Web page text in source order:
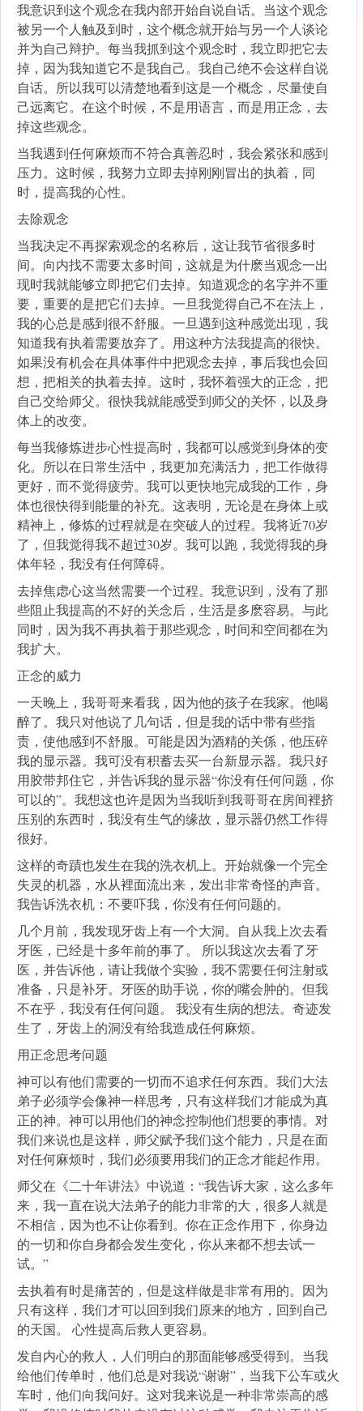
我意识到这个观念在我内部开始自说自话。当这个观念
被另一个人触及到时，这个概念就开始与另一个人谈论
并为自己辩护。每当我抓到这个观念时，我立即把它去
掉，因为我知道它不是我自己。我自己绝不会这样自说
自话。所以我可以清楚地看到这是一个概念，尽量使自
己远离它。在这个时候，不是用语言，而是用正念，去
掉这些观念。
当我遇到任何麻烦而不符合真善忍时，我会紧张和感到
压力。这时候，我努力立即去掉刚刚冒出的执着，同
时，提高我的心性。
去除观念
当我决定不再探索观念的名称后，这让我节省很多时
间。向内找不需要太多时间，这就是为什麽当观念一出
现时我就能够立即把它们去掉。知道观念的名字并不重
要，重要的是把它们去掉。一旦我觉得自己不在法上，
我的心总是感到很不舒服。一旦遇到这种感觉出现，我
知道我有执着需要放弃了。用这种方法我提高的很快。
如果没有机会在具体事件中把观念去掉，事后我也会回
想，把相关的执着去掉。这时，我怀着强大的正念，把
自己交给师父。很快我就能感受到师父的关怀，以及身
体上的改变。
每当我修炼进步心性提高时，我都可以感觉到身体的变
化。所以在日常生活中，我更加充满活力，把工作做得
更好，而不觉得疲劳。我可以更快地完成我的工作，身
体也很快得到能量的补充。这表明，无论是在身体上或
精神上，修炼的过程就是在突破人的过程。我将近70岁
了，但我觉得我不超过30岁。我可以跑，我觉得我的身
体年轻，我没有任何障碍。
去掉焦虑心这当然需要一个过程。我意识到，没有了那
些阻止我提高的不好的关念后，生活是多麽容易。与此
同时，因为我不再执着于那些观念，时间和空间都在为
我扩大。
正念的威力
一天晚上，我哥哥来看我，因为他的孩子在我家。他喝
醉了。我只对他说了几句话，但是我的话中带有些指
责，使他感到不舒服。可能是因为酒精的关係，他压碎
我的显示器。我可没有积蓄去买一台新显示器。我只好
用胶带邦住它，并告诉我的显示器“你没有任何问题，你
可以的”。我想这也许是因为当我听到我哥哥在房间裡挤
压别的东西时，我没有生气的缘故，显示器仍然工作得
很好。
这样的奇蹟也发生在我的洗衣机上。开始就像一个完全
失灵的机器，水从裡面流出来，发出非常奇怪的声音。
我告诉洗衣机：不要吓我，你没有任何问题的。
几个月前，我发现牙齿上有一个大洞。自从我上次去看
牙医，已经是十多年前的事了。 所以我这次去看了牙
医，并告诉他，请让我做个实验，我不需要任何注射或
准备，只是补牙。牙医的助手说，你的嘴会肿的。但我
不在乎，我没有任何问题。 我没有生病的想法。奇迹发
生了，牙齿上的洞没有给我造成任何麻烦。
用正念思考问题
神可以有他们需要的一切而不追求任何东西。我们大法
弟子必须学会像神一样思考，只有这样我们才能成为真
正的神。神可以用他们的神念控制他们想要的事情。对
我们来说也是这样，师父赋予我们这个能力，只是在面
对任何麻烦时，我们必须要用我们的正念才能起作用。
师父在《二十年讲法》中说道：“我告诉大家，这么多年
来，我一直在说大法弟子的能力非常的大，很多人就是
不相信，因为也不让你看到。你在正念作用下，你身边
的一切和你自身都会发生变化，你从来都不想去试一
试。”
去执着有时是痛苦的，但是这样做是非常有用的。因为
只有这样，我们才可以回到我们原来的地方，回到自己
的天国。 心性提高后救人更容易。
发自内心的救人，人们明白的那面能够感受得到。当我
给他们传单时，他们总是对我说“谢谢”，当我下公车或火
车时，他们向我问好。这对我来说是一种非常崇高的感